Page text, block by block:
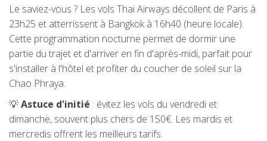
Le saviez-vous ? Les vols Thai Airways décollent de Paris à
23h25 et atterrissent à Bangkok à 16h40 (heure locale).
Cette programmation nocturne permet de dormir une
partie du trajet et d'arriver en fin d'après-midi, parfait pour
s'installer à l'hôtel et profiter du coucher de soleil sur la
Chao Phraya.
💡Astuce d'initié : évitez les vols du vendredi et
dimanche, souvent plus chers de 150€. Les mardis et
mercredis offrent les meilleurs tarifs.